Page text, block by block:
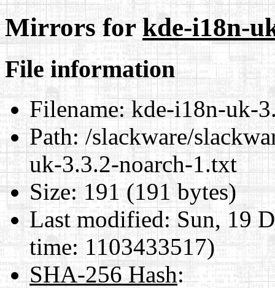
Mirrors forkde-i18n-
File information
Filename:kde-i18n-uk-
Path:/slackware/
uk-3.3.2-noarch-1.txt
Size:191 (191 bytes)
Last modified:Sun, 19
time: 1103433517)
SHA-256 Hash: